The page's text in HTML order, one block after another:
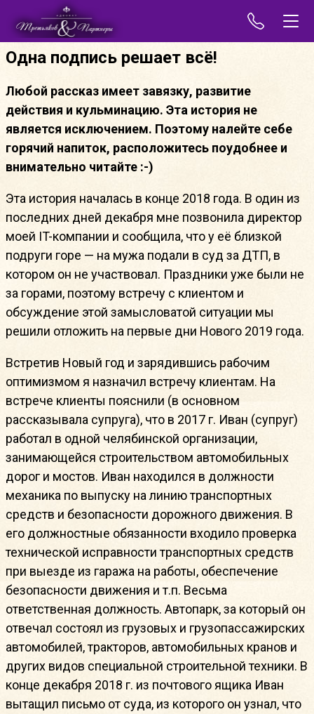
Одна подпись решает всё!
Любой рассказ имеет завязку, развитие
действия и кульминацию. Эта история не
является исключением. Поэтому налейте себе
горячий напиток, расположитесь поудобнее и
внимательно читайте :-)
Эта история началась в конце 2018 года. В один из
последних дней декабря мне позвонила директор
моей IT-компании и сообщила, что у её близкой
подруги горе — на мужа подали в суд за ДТП, в
котором он не участвовал. Праздники уже были не
за горами, поэтому встречу с клиентом и
обсуждение этой замысловатой ситуации мы
решили отложить на первые дни Нового 2019 года.
Встретив Новый год и зарядившись рабочим
оптимизмом я назначил встречу клиентам. На
встрече клиенты пояснили (в основном
рассказывала супруга), что в 2017 г. Иван (супруг)
работал в одной челябинской организации,
занимающейся строительством автомобильных
дорог и мостов. Иван находился в должности
механика по выпуску на линию транспортных
средств и безопасности дорожного движения. В
его должностные обязанности входило проверка
технической исправности транспортных средств
при выезде из гаража на работы, обеспечение
безопасности движения и т.п. Весьма
ответственная должность. Автопарк, за который он
отвечал состоял из грузовых и грузопассажирских
автомобилей, тракторов, автомобильных кранов и
других видов специальной строительной техники. В
конце декабря 2018 г. из почтового ящика Иван
вытащил письмо от суда, из которого он узнал, что